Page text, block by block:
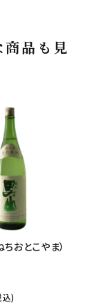
品も見
おとこやま）
)